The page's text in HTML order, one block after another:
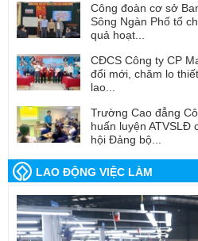
Công đoàn cơ sở
Sông Ngàn Phố tổ
quả hoạt...
CĐCS Công ty CP
đổi mới, chăm lo
lao...
Trường Cao đẳng
huấn luyện ATVSLĐ
hội Đảng bộ...
LAO ĐỘNG VIỆC LÀM